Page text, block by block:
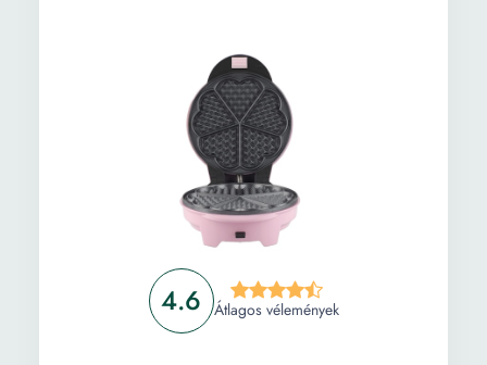
4.6 Átlagos vélemények